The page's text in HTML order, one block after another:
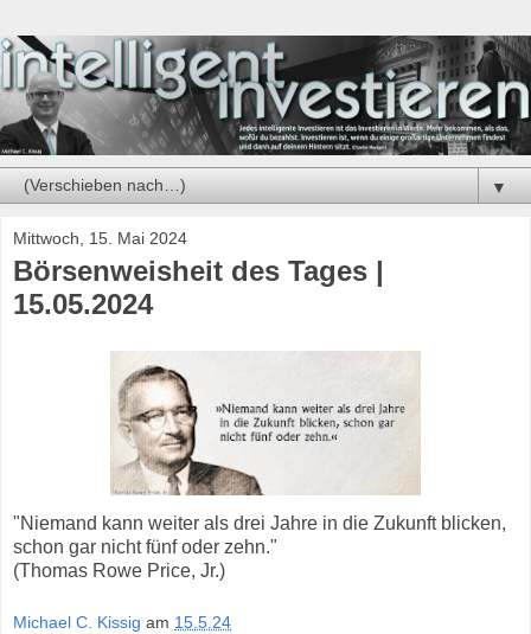
▼
Mittwoch, 15. Mai 2024
Börsenweisheit des Tages |
15.05.2024
"Niemand kann weiter als drei Jahre in die Zukunft blicken,
schon gar nicht fünf oder zehn."
(Thomas Rowe Price, Jr.)
Michael C. Kissig am 15.5.24